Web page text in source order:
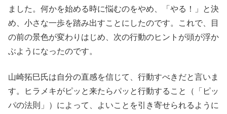
ました。何かを始める時に悩むのをやめ、「やる！」と決
め、小さな一歩を踏み出すことにしたのです。これで、目
の前の景色が変わりはじめ、次の行動のヒントが頭が浮か
ぶようになったのです。
山崎拓巳氏は自分の直感を信じて、行動すべきだと言いま
す。ヒラメキがピッと来たらパッと行動すること（「ピッ
パの法則」）によって、よいことを引き寄せられるように